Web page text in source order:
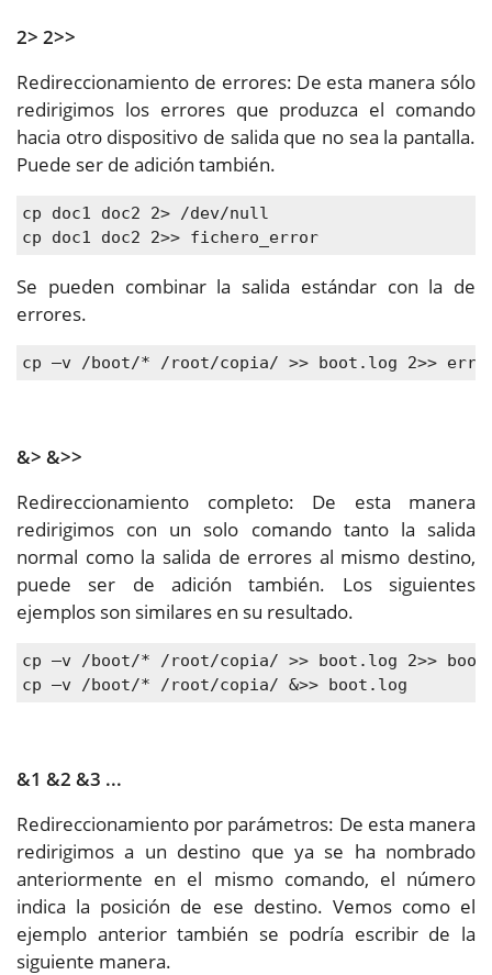
2> 2>>
Redireccionamiento de errores: De esta manera sólo
redirigimos los errores que produzca el comando
hacia otro dispositivo de salida que no sea la pantalla.
Puede ser de adición también.
cp doc1 doc2 2> /dev/null
cp doc1 doc2 2>> fichero_error
Se pueden combinar la salida estándar con la de
errores.
cp –v /boot/* /root/copia/ >> boot.log 2>>
&> &>>
Redireccionamiento completo: De esta manera
redirigimos con un solo comando tanto la salida
normal como la salida de errores al mismo destino,
puede ser de adición también. Los siguientes
ejemplos son similares en su resultado.
cp –v /boot/* /root/copia/ >> boot.log 2>>
cp –v /boot/* /root/copia/ &>> boot.log
&1 &2 &3 ...
Redireccionamiento por parámetros: De esta manera
redirigimos a un destino que ya se ha nombrado
anteriormente en el mismo comando, el número
indica la posición de ese destino. Vemos como el
ejemplo anterior también se podría escribir de la
siguiente manera.